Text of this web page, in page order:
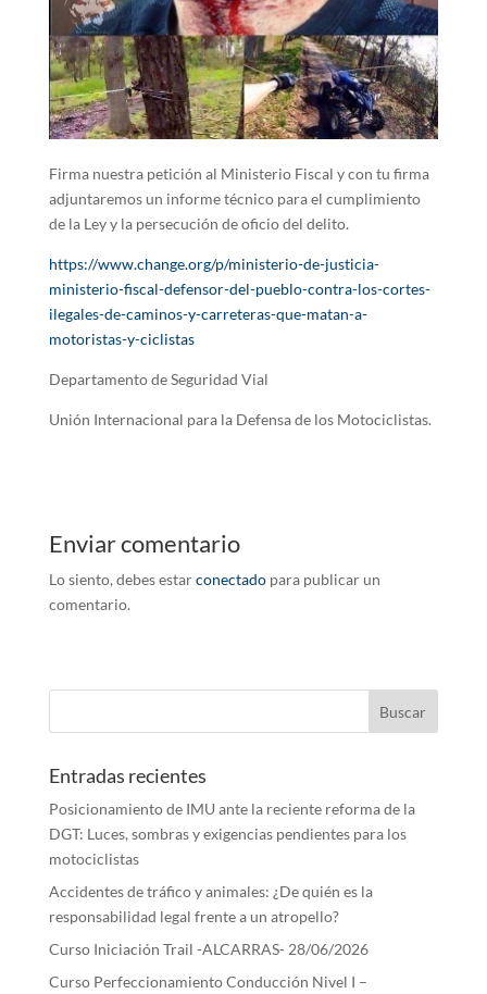
Firma nuestra petición al Ministerio Fiscal y con tu firma
adjuntaremos un informe técnico para el cumplimiento
de la Ley y la persecución de oficio del delito.
https://www.change.org/p/ministerio-de-justicia-
ministerio-fiscal-defensor-del-pueblo-contra-los-cortes-
ilegales-de-caminos-y-carreteras-que-matan-a-
motoristas-y-ciclistas
Departamento de Seguridad Vial
Unión Internacional para la Defensa de los Motociclistas.
Enviar comentario
Lo siento, debes estarconectadopara publicar un
comentario.
Entradas recientes
Posicionamiento de IMU ante la reciente reforma de la
DGT: Luces, sombras y exigencias pendientes para los
motociclistas
Accidentes de tráfico y animales: ¿De quién es la
responsabilidad legal frente a un atropello?
Curso Iniciación Trail -ALCARRAS- 28/06/2026
Curso Perfeccionamiento Conducción Nivel I –